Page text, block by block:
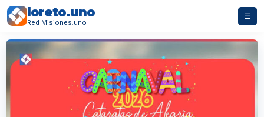
loreto.uno
Red Misiones.uno
☰